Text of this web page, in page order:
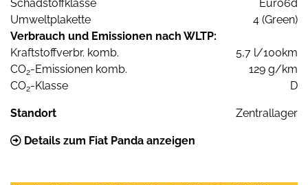
Schadstoffklasse
Euro6d
Umweltplakette
4 (Green)
Verbrauch und Emissionen nach WLTP:
Kraftstoffverbr. komb.
5,7 l/100km
CO2-Emissionen komb.
129 g/km
CO2-Klasse D
Standort Zentrallager
Details zum Fiat Panda anzeigen